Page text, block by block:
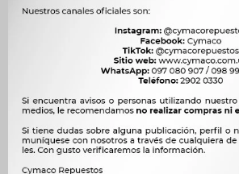
1.6 16V 4A-FE NAFTA, 1.8 D 1C
69220-12110, N69210-12110
Ver mas productos de la marca